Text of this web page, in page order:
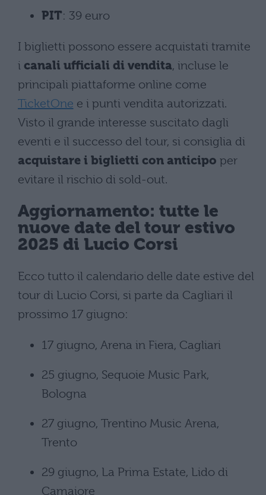
PIT: 39 euro
I biglietti possono essere acquistati tramite
i canali ufficiali di vendita, incluse le
principali piattaforme online come
TicketOne e i punti vendita autorizzati.
Visto il grande interesse suscitato dagli
eventi e il successo del tour, si consiglia di
acquistare i biglietti con anticipo per
evitare il rischio di sold-out.
Aggiornamento: tutte le
nuove date del tour estivo
2025 di Lucio Corsi
Ecco tutto il calendario delle date estive del
tour di Lucio Corsi, si parte da Cagliari il
prossimo 17 giugno:
17 giugno, Arena in Fiera, Cagliari
25 giugno, Sequoie Music Park,
Bologna
27 giugno, Trentino Music Arena,
Trento
29 giugno, La Prima Estate, Lido di
Camaiore